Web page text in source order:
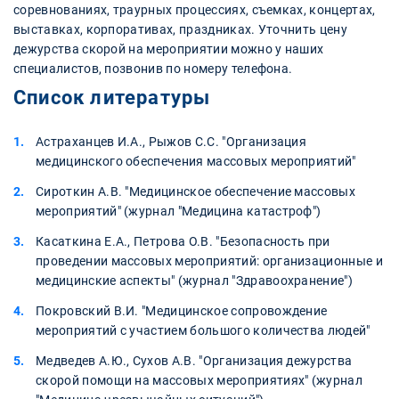
соревнованиях, траурных процессиях, съемках, концертах,
выставках, корпоративах, праздниках. Уточнить цену
дежурства скорой на мероприятии можно у наших
специалистов, позвонив по номеру телефона.
Список литературы
Астраханцев И.А., Рыжов С.С. "Организация
медицинского обеспечения массовых мероприятий"
Сироткин А.В. "Медицинское обеспечение массовых
мероприятий" (журнал "Медицина катастроф")
Касаткина Е.А., Петрова О.В. "Безопасность при
проведении массовых мероприятий: организационные и
медицинские аспекты" (журнал "Здравоохранение")
Покровский В.И. "Медицинское сопровождение
мероприятий с участием большого количества людей"
Медведев А.Ю., Сухов А.В. "Организация дежурства
скорой помощи на массовых мероприятиях" (журнал